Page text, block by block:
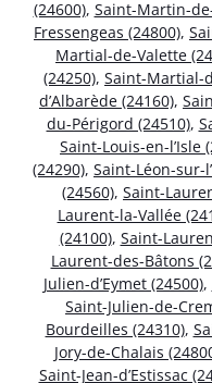
(24600), Saint-Martin-
Fressengeas (24800),
Martial-de-Valette
(24250), Saint-Martial-
d’Albarède (24160),
du-Périgord (24510),
Saint-Louis-en-l’Isle
(24290), Saint-Léon-sur-
(24560), Saint-
Laurent-la-Vallée
(24100), Saint-
Laurent-des-Bâtons
Julien-d’Eymet (24500),
Saint-Julien-de-
Bourdeilles (24310),
Jory-de-Chalais
Saint-Jean-d’Estissac